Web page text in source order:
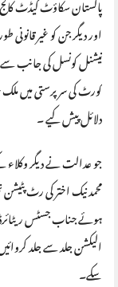
اور دیگر جن کو غیر
نیشنل کونسل کی جانب
کورٹ کی سرپرستی میں
دلائل پیش کیے ۔
جو عدالت نے دیگر وکلاء
ہوئے جناب جسٹس
الیکشن جلد سے جلد
سکے۔